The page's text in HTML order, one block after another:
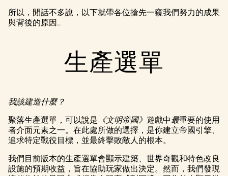
所以，閒話不多說，以下就帶各位搶先一窺我們努力的成果
與背後的原因…
生產選單
我該建造什麼？
聚落生產選單，可以說是 《文明帝國》 遊戲中最重要的使用
者介面元素之一。在此處所做的選擇，是你建立帝國引擎、
追求特定戰役目標，並最終擊敗敵人的根本。
我們目前版本的生產選單會顯示建築、世界奇觀和特色改良
設施的預期收益，旨在協助玩家做出決定。然而，我們發現